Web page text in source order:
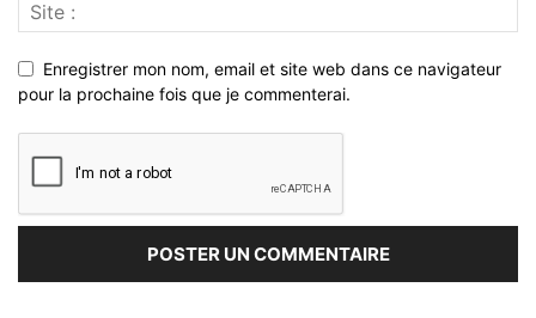
Enregistrer mon nom, email et site web dans ce navigateur
pour la prochaine fois que je commenterai.